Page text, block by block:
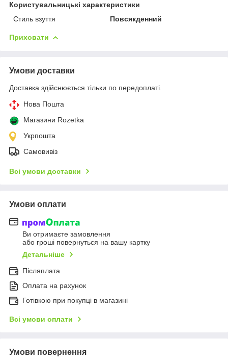
Користувальницькі характеристики
Стиль взуття
Повсякденний
Приховати
Умови доставки
Доставка здійснюється тільки по передоплаті.
Нова Пошта
Магазини Rozetka
Укрпошта
Самовивіз
Всі умови доставки
Умови оплати
Ви отримаєте замовлення
або гроші повернуться на вашу картку
Детальніше
Післяплата
Оплата на рахунок
Готівкою при покупці в магазині
Всі умови оплати
Умови повернення